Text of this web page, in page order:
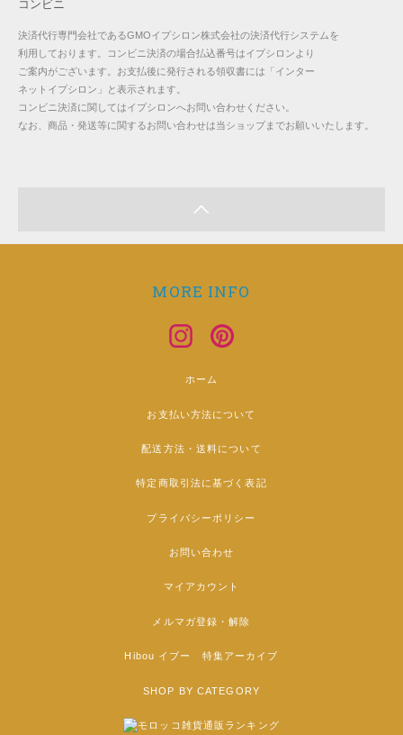
コンビニ
決済代行専門会社であるGMOイプシロン株式会社の決済代行システムを
利用しております。コンビニ決済の場合払込番号はイプシロンより
ご案内がございます。お支払後に発行される領収書には「インター
ネットイプシロン」と表示されます。
コンビニ決済に関してはイプシロンへお問い合わせください。
なお、商品・発送等に関するお問い合わせは当ショップまでお願いいたします。
MORE INFO
ホーム
お支払い方法について
配送方法・送料について
特定商取引法に基づく表記
プライバシーポリシー
お問い合わせ
マイアカウント
メルマガ登録・解除
Hibou イブー 特集アーカイブ
SHOP BY CATEGORY